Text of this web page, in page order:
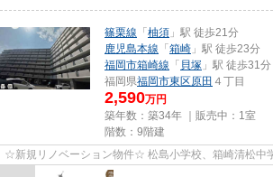
篠栗線 「 柚須 」駅 徒歩21分
鹿児島本線 「 箱崎 」駅 徒歩23分
福岡市箱崎線 「 貝塚 」駅 徒歩31分
福岡県福岡市東区原田 ４丁目
2,590万円
築年数：築34年 ｜販売中： 1室
階数：9階建
☆新規リノベーション物件☆ 松島小学校、箱崎清松中